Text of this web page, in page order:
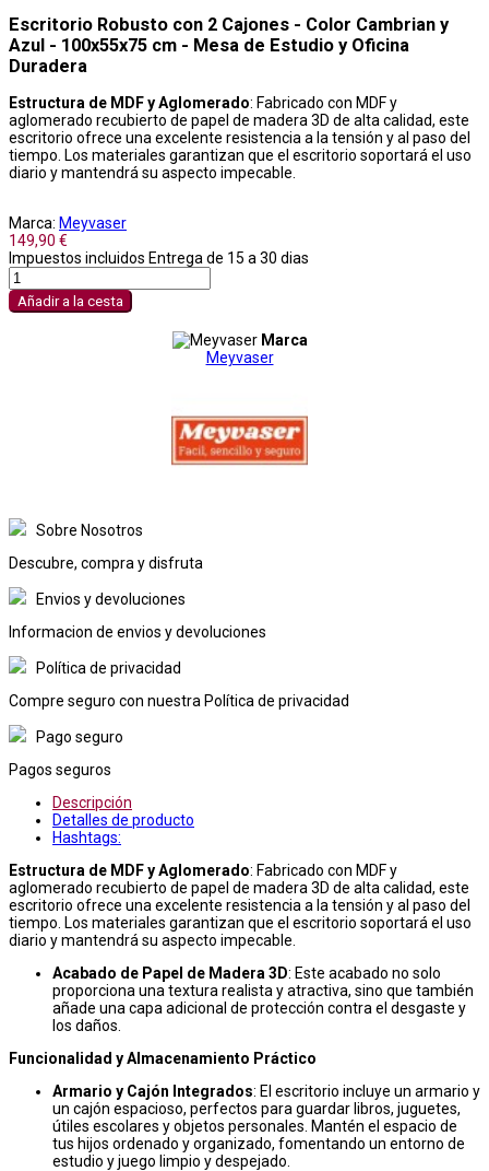
Escritorio Robusto con 2 Cajones - Color Cambrian y
Azul - 100x55x75 cm - Mesa de Estudio y Oficina
Duradera
Estructura de MDF y Aglomerado: Fabricado con MDF y
aglomerado recubierto de papel de madera 3D de alta calidad, este
escritorio ofrece una excelente resistencia a la tensión y al paso del
tiempo. Los materiales garantizan que el escritorio soportará el uso
diario y mantendrá su aspecto impecable.
Marca: Meyvaser
149,90 €
Impuestos incluidos Entrega de 15 a 30 dias
Añadir a la cesta
Marca
Meyvaser
Sobre Nosotros
Descubre, compra y disfruta
Envios y devoluciones
Informacion de envios y devoluciones
Política de privacidad
Compre seguro con nuestra Política de privacidad
Pago seguro
Pagos seguros
Descripción
Detalles de producto
Hashtags:
Estructura de MDF y Aglomerado: Fabricado con MDF y
aglomerado recubierto de papel de madera 3D de alta calidad, este
escritorio ofrece una excelente resistencia a la tensión y al paso del
tiempo. Los materiales garantizan que el escritorio soportará el uso
diario y mantendrá su aspecto impecable.
Acabado de Papel de Madera 3D: Este acabado no solo
proporciona una textura realista y atractiva, sino que también
añade una capa adicional de protección contra el desgaste y
los daños.
Funcionalidad y Almacenamiento Práctico
Armario y Cajón Integrados: El escritorio incluye un armario y
un cajón espacioso, perfectos para guardar libros, juguetes,
útiles escolares y objetos personales. Mantén el espacio de
tus hijos ordenado y organizado, fomentando un entorno de
estudio y juego limpio y despejado.